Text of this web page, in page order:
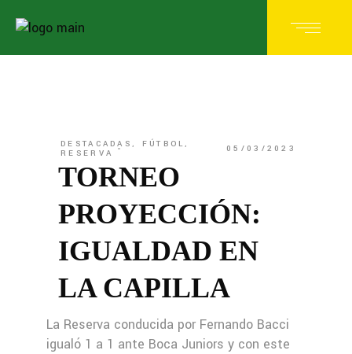
DESTACADAS, FÚTBOL,
RESERVA
05/03/2023
TORNEO
PROYECCIÓN:
IGUALDAD EN
LA CAPILLA
La Reserva conducida por Fernando Bacci
igualó 1 a 1 ante Boca Juniors y con este